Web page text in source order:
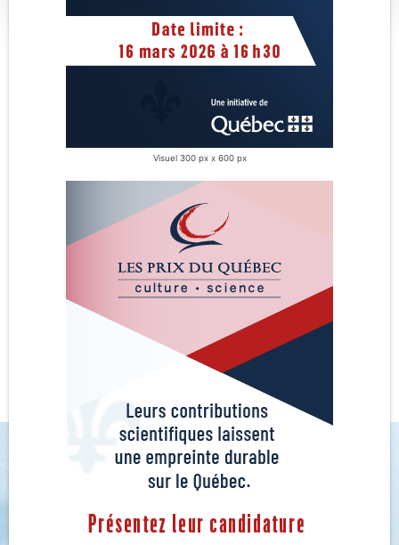
Visuel 300 px x 600 px